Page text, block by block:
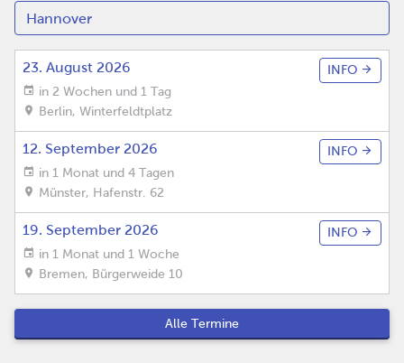
23. August 2026
in 2 Wochen und 1 Tag
Berlin, Winterfeldtplatz
INFO
12. September 2026
in 1 Monat und 4 Tagen
Münster, Hafenstr. 62
INFO
19. September 2026
in 1 Monat und 1 Woche
Bremen, Bürgerweide 10
INFO
Alle Termine